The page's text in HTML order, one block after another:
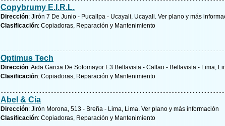
Copybrumy E.I.R.L.
Dirección: Jirón 7 De Junio - Pucallpa - Ucayali, Ucayali. Ver plano y más
Clasificación: Copiadoras, Reparación y Mantenimiento
Optimus Tech
Dirección: Aida Garcia De Sotomayor E3 Bellavista - Callao - Bellavista - Lima,
Clasificación: Copiadoras, Reparación y Mantenimiento
Abel & Cia
Dirección: Jirón Morona, 513 - Breña - Lima, Lima. Ver plano y más información
Clasificación: Copiadoras, Reparación y Mantenimiento